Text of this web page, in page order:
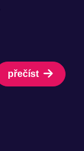
přečíst